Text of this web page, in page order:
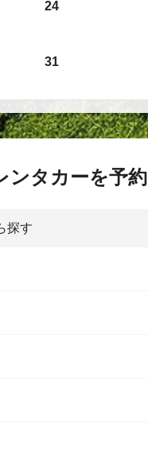
24
31
ンタカーを予約
探す